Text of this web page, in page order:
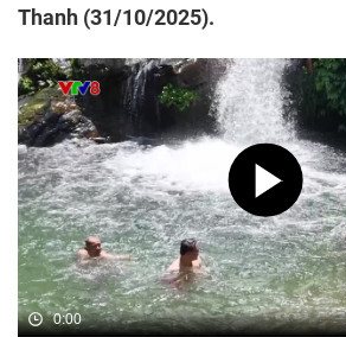
Thanh (31/10/2025).
0:00